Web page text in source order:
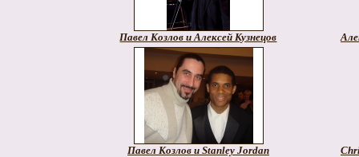
Павел Козлов и Алексей Кузнецов
Павел Козлов и Stanley Jordan